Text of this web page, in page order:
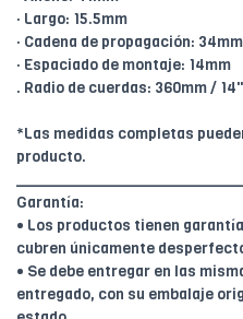
· Largo: 15.5mm
· Cadena de propagación: 34mm
· Espaciado de montaje: 14mm
. Radio de cuerdas: 360mm / 14"
*Las medidas completas
producto.
Garantía:
• Los productos tienen
cubren únicamente
• Se debe entregar en las
entregado, con su embalaje